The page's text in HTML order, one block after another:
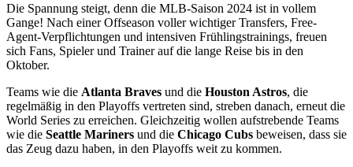
Die Spannung steigt, denn die MLB-Saison 2024 ist in vollem
Gange! Nach einer Offseason voller wichtiger Transfers, Free-
Agent-Verpflichtungen und intensiven Frühlingstrainings, freuen
sich Fans, Spieler und Trainer auf die lange Reise bis in den
Oktober.
Teams wie die Atlanta Braves und die Houston Astros, die
regelmäßig in den Playoffs vertreten sind, streben danach, erneut die
World Series zu erreichen. Gleichzeitig wollen aufstrebende Teams
wie die Seattle Mariners und die Chicago Cubs beweisen, dass sie
das Zeug dazu haben, in den Playoffs weit zu kommen.